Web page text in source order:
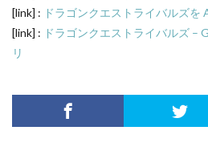
[link] : ドラゴンクエストライバルズを
[link] : ドラゴンクエストライバルズ –
リ